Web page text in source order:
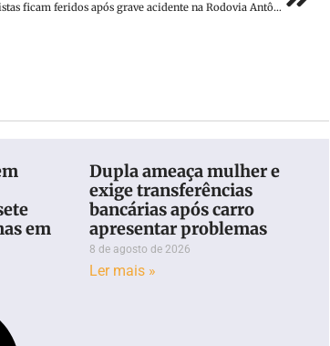
Motociclistas ficam feridos após grave acidente na Rodovia Antônio Heil em Brusque
em
Dupla ameaça mulher e
exige transferências
bancárias após carro
apresentar problemas
8 de agosto de 2026
Ler mais »